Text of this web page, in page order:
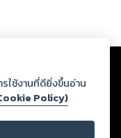
กฏว่าละเมิดสิทธิใน
และศีลธรรม ดังนั้น ผู้อ่าน
อง และหากท่านพบว่าส่วน
งบริษัท เพื่อทีมงานจะได้
สิทธิ์ตามพระราชบัญญัติ
ใช้งานที่ดียิ่งขึ้นอ่าน
Policy)